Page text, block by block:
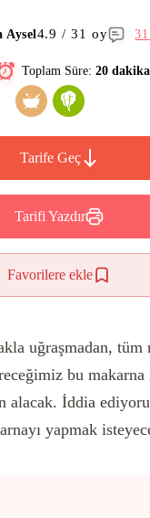
Aysel 4.9 / 31 oy
Toplam Süre: 20 dakika
Tarife Geç
Tarifi Yazdır
Favorilere ekle
uğraşmadan, tüm
bu
alacak. İddia
yapmak